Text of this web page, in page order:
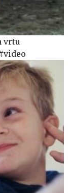
vrtu